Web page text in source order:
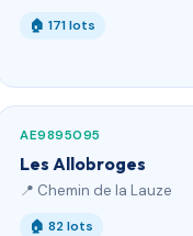
🏠 171 lots
AE9895095
Les Allobroges
📍 Chemin de la Lauze
🏠 82 lots